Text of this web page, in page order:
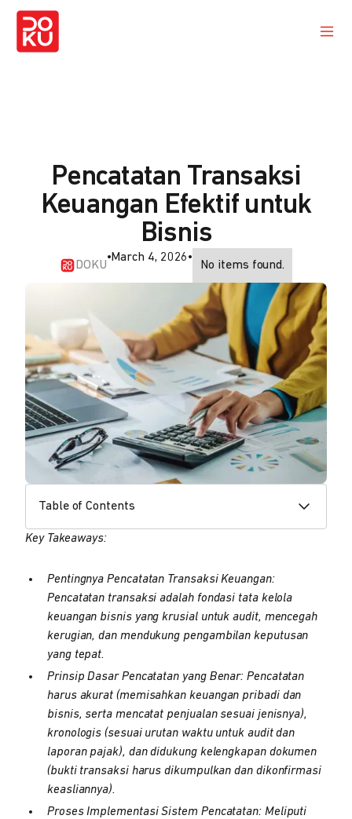
Pencatatan Transaksi
Keuangan Efektif untuk
Bisnis
DOKU
•March 4, 2026•
No items found.
Table of Contents
Key Takeaways:
Pentingnya Pencatatan Transaksi Keuangan:
Pencatatan transaksi adalah fondasi tata kelola
keuangan bisnis yang krusial untuk audit, mencegah
kerugian, dan mendukung pengambilan keputusan
yang tepat.
Prinsip Dasar Pencatatan yang Benar: Pencatatan
harus akurat (memisahkan keuangan pribadi dan
bisnis, serta mencatat penjualan sesuai jenisnya),
kronologis (sesuai urutan waktu untuk audit dan
laporan pajak), dan didukung kelengkapan dokumen
(bukti transaksi harus dikumpulkan dan dikonfirmasi
keasliannya).
Proses Implementasi Sistem Pencatatan: Meliputi